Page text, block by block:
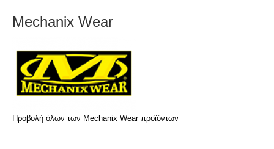
Mechanix Wear
Προβολή όλων των Mechanix Wear προϊόντων